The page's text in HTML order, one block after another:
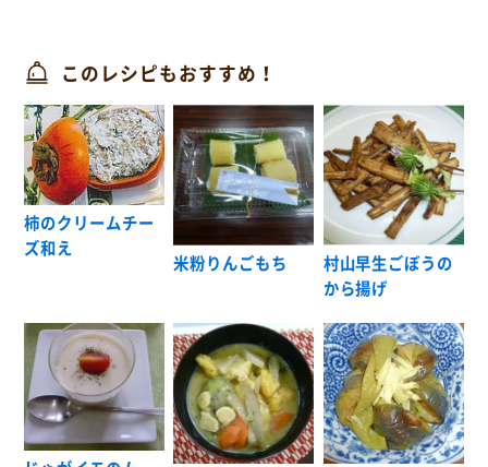
このレシピもおすすめ！
柿のクリームチー
ズ和え
米粉りんごもち
村山早生ごぼうの
から揚げ